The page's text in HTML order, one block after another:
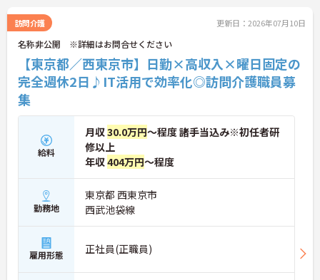
環境です。
＜「夜勤なし」で管理者・スペシャリストを目指せ
る明確なキャリアパス＞訪問介護のため夜勤がな
く、完全週休2日制で生活リズムを整えながら働け
ます。現場のプロとして極める道、マネジメント職
へ進む道とキャリアプランも多様化しています。
訪問介護 更新日：2026年07月10日
名称非公開 ※詳細はお問合せください
【東京都／西東京市】日勤×高収入×曜日固定の
完全週休2日♪IT活用で効率化◎訪問介護職員募
集
給料
月収30.0万円～程度 諸手当込み※初任者研
修以上
年収404万円～程度
勤務地
東京都 西東京市
西武池袋線
雇用形態 正社員(正職員)